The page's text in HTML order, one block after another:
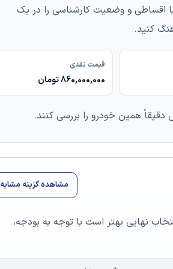
نقدی یا اقساطی و وضعیت کارشناسی را در یک
کنید.
قیمت نقدی
860,000,000 تومان
دقیقاً همین خودرو را بررسی کنند.
مشاهده گزینه مشابه
نهایی بهتر است با توجه به بودجه،